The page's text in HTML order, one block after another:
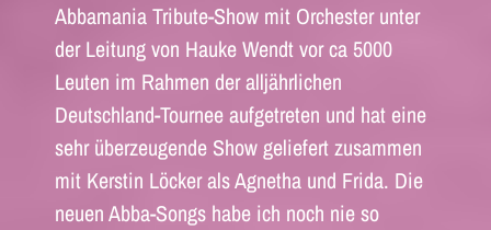
Abbamania Tribute-Show mit Orchester unter
der Leitung von Hauke Wendt vor ca 5000
Leuten im Rahmen der alljährlichen
Deutschland-Tournee aufgetreten und hat eine
sehr überzeugende Show geliefert zusammen
mit Kerstin Löcker als Agnetha und Frida. Die
neuen Abba-Songs habe ich noch nie so